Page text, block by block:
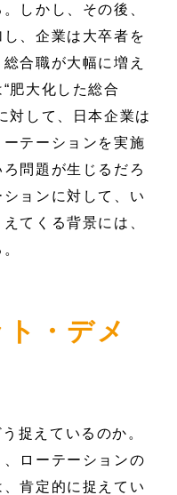
しかし、その後、
、企業は大卒者を
合職が大幅に増え
肥大化した総合
対して、日本企業は
テーションを実施
問題が生じるだろ
ョンに対して、い
てくる背景には、
・デメ
捉えているのか。
ローテーションの
肯定的に捉えてい